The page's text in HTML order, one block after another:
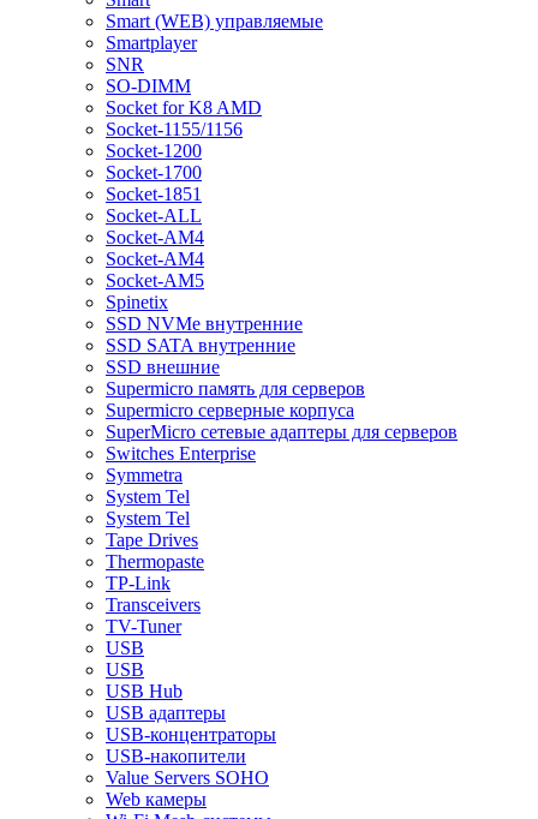
Smart (WEB) управляемые
Smartplayer
SNR
SO-DIMM
Socket for K8 AMD
Socket-1155/1156
Socket-1200
Socket-1700
Socket-1851
Socket-ALL
Socket-AM4
Socket-AM4
Socket-AM5
Spinetix
SSD NVMe внутренние
SSD SATA внутренние
SSD внешние
Supermicro память для серверов
Supermicro серверные корпуса
SuperMicro сетевые адаптеры для серверов
Switches Enterprise
Symmetra
System Tel
System Tel
Tape Drives
Thermopaste
TP-Link
Transceivers
TV-Tuner
USB
USB
USB Hub
USB адаптеры
USB-концентраторы
USB-накопители
Value Servers SOHO
Web камеры